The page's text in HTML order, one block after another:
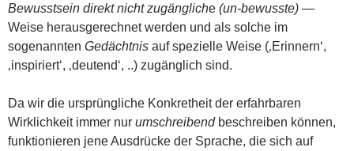
Bewusstsein direkt nicht zugängliche (un-bewusste) —
Weise herausgerechnet werden und als solche im
sogenannten Gedächtnis auf spezielle Weise (‚Erinnern‘,
‚inspiriert‘, ‚deutend‘, ..) zugänglich sind.
Da wir die ursprüngliche Konkretheit der erfahrbaren
Wirklichkeit immer nur umschreibendbeschreiben können,
funktionieren jene Ausdrücke der Sprache, die sich auf